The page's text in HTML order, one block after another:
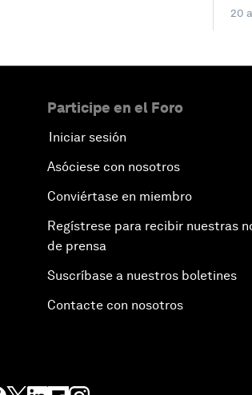
20
Participe en el Foro
Iniciar sesión
Asóciese con nosotros
Conviértase en miembro
Regístrese para recibir nuestras
de prensa
Suscríbase a nuestros boletines
Contacte con nosotros